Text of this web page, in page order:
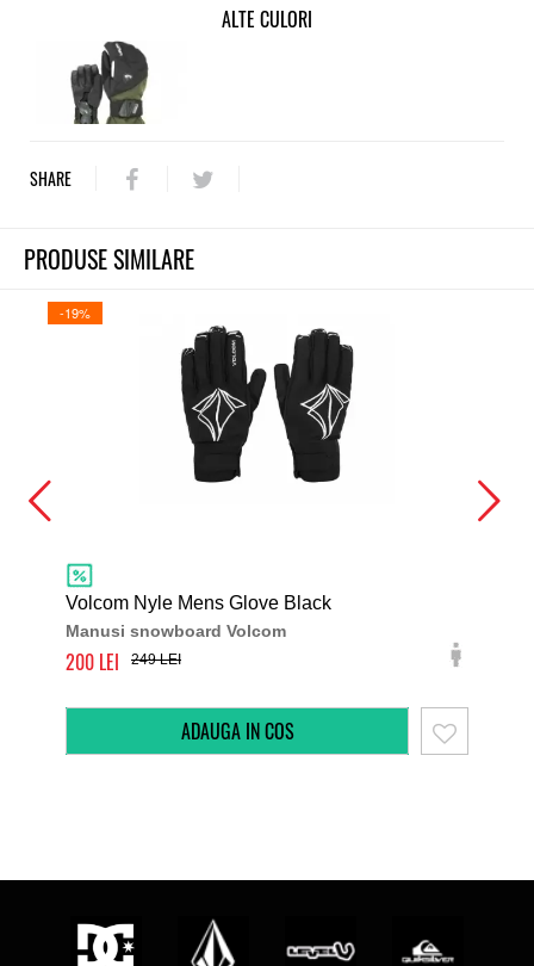
ALTE CULORI
SHARE
PRODUSE SIMILARE
-19%
Volcom Nyle Mens Glove Black
Manusi snowboard Volcom
200 249